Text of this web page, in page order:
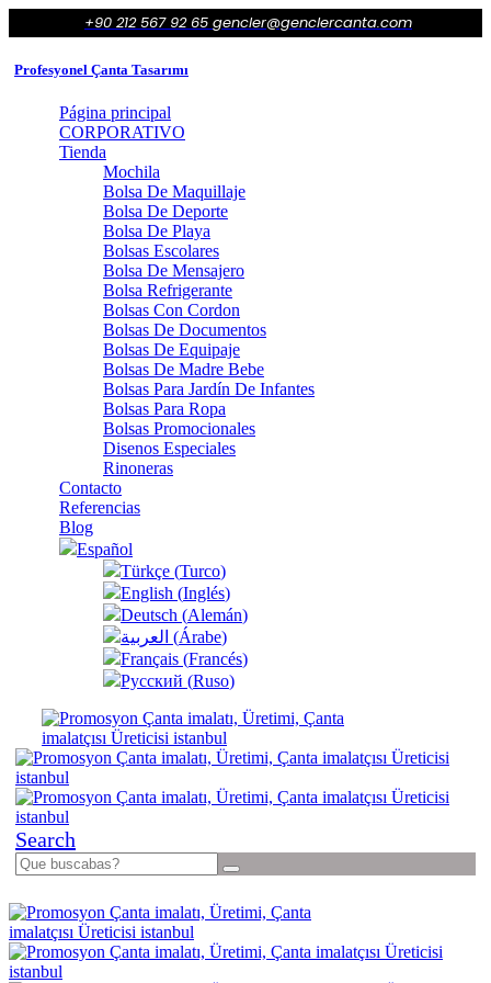
+90 212 567 92 65 gencler@genclercanta.com
Profesyonel Çanta Tasarımı
Página principal
CORPORATIVO
Tienda
Mochila
Bolsa De Maquillaje
Bolsa De Deporte
Bolsa De Playa
Bolsas Escolares
Bolsa De Mensajero
Bolsa Refrigerante
Bolsas Con Cordon
Bolsas De Documentos
Bolsas De Equipaje
Bolsas De Madre Bebe
Bolsas Para Jardín De Infantes
Bolsas Para Ropa
Bolsas Promocionales
Disenos Especiales
Rinoneras
Contacto
Referencias
Blog
Español
Türkçe (Turco)
English (Inglés)
Deutsch (Alemán)
العربية (Árabe)
Français (Francés)
Русский (Ruso)
Search